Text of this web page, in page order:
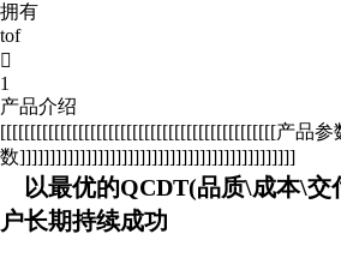
拥有
tof

1
产品介绍
[[[[[[[[[[[[[[[[[[[[[[[[[[[[[[[[[[[[[[[[[[[[[[产品参
数]]]]]]]]]]]]]]]]]]]]]]]]]]]]]]]]]]]]]]]]]]]]]]
以最优的QCDT(品质\成本\交
户长期持续成功